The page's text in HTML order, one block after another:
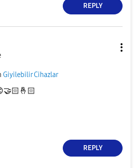
REPLY
Giyilebilir Cihazlar
🤝🏻 🤞🏻
REPLY